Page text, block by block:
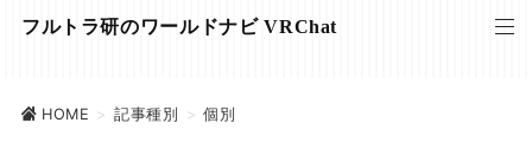
フルトラ研のワールドナビ VRChat
HOME > 記事種別 > 個別